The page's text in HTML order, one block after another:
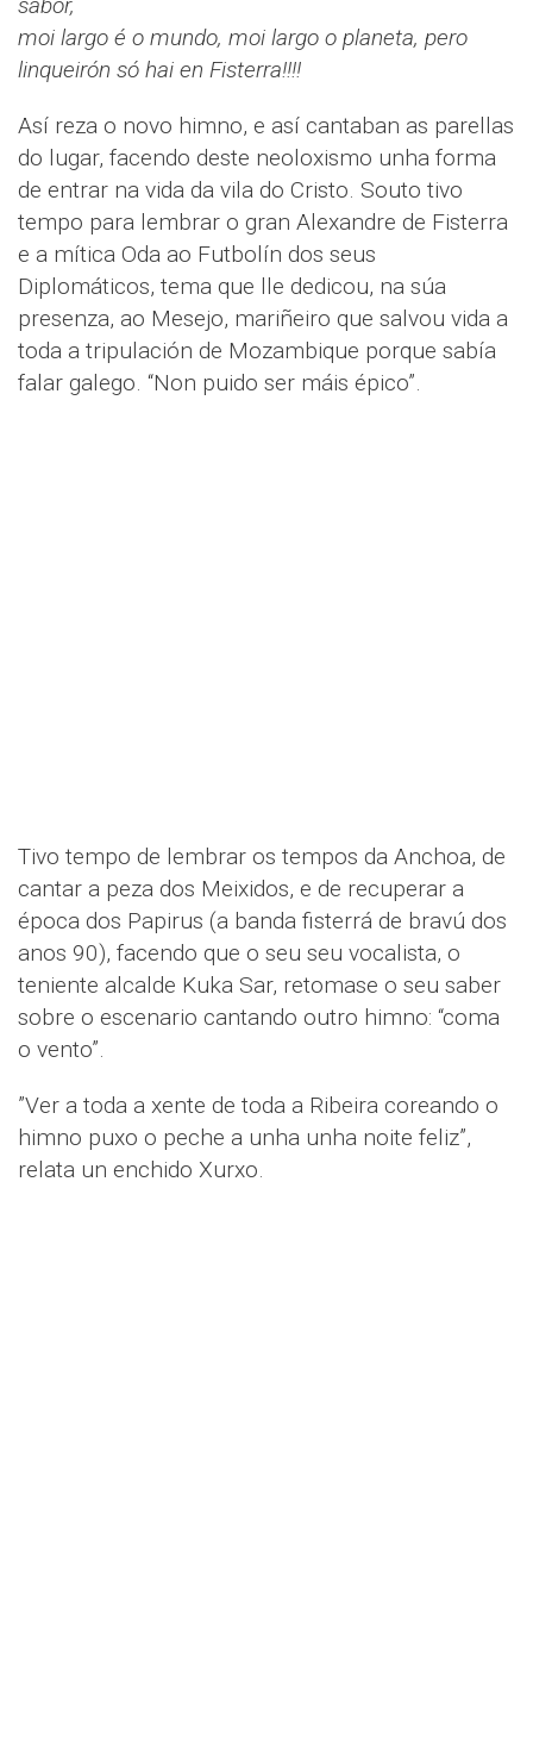
moi largo é o mundo, moi largo o planeta, pero
linqueirón só hai en Fisterra!!!!
Así reza o novo himno, e así cantaban as parellas
do lugar, facendo deste neoloxismo unha forma
de entrar na vida da vila do Cristo. Souto tivo
tempo para lembrar o gran Alexandre de Fisterra
e a mítica Oda ao Futbolín dos seus
Diplomáticos, tema que lle dedicou, na súa
presenza, ao Mesejo, mariñeiro que salvou vida a
toda a tripulación de Mozambique porque sabía
falar galego. “Non puido ser máis épico”.
Tivo tempo de lembrar os tempos da Anchoa, de
cantar a peza dos Meixidos, e de recuperar a
época dos Papirus (a banda fisterrá de bravú dos
anos 90), facendo que o seu seu vocalista, o
teniente alcalde Kuka Sar, retomase o seu saber
sobre o escenario cantando outro himno: “coma
o vento”.
”Ver a toda a xente de toda a Ribeira coreando o
himno puxo o peche a unha unha noite feliz”,
relata un enchido Xurxo.